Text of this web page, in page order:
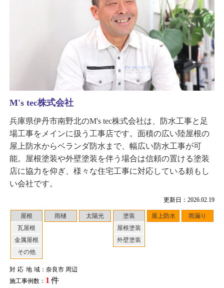
更新日：2026.02.19
屋根
瓦屋根
金属屋根
その他
雨樋 太陽光
塗装
屋根塗装
外壁塗装
屋上防水 雨漏り
対応地域：奈良市 周辺
施工事例数： 1 件
M's tec株式会社
兵庫県伊丹市南野北のM's tec株式会社は、防水工事と足
場工事をメインに扱う工事店です。面積の広い陸屋根の
屋上防水からベランダ防水まで、幅広い防水工事が可
能。屋根塗装や外壁塗装を伴う場合は信頼の置ける塗装
店に協力を仰ぎ、様々な住宅工事に対応している頼もし
い会社です。